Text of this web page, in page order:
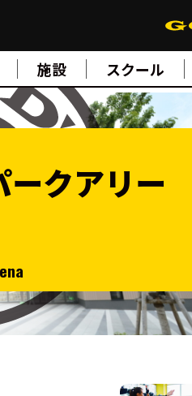
施設 スクール
索
について
ングサポート
ア
クアリー